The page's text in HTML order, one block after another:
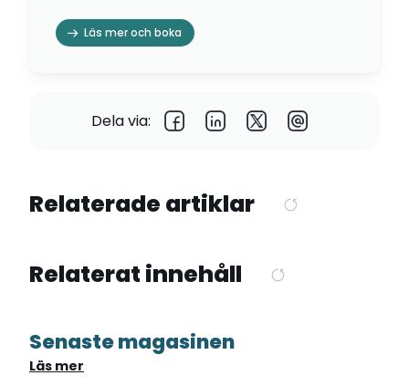
Läs mer och boka
Dela via:
Relaterade artiklar
Relaterat innehåll
Senaste magasinen
Läs mer